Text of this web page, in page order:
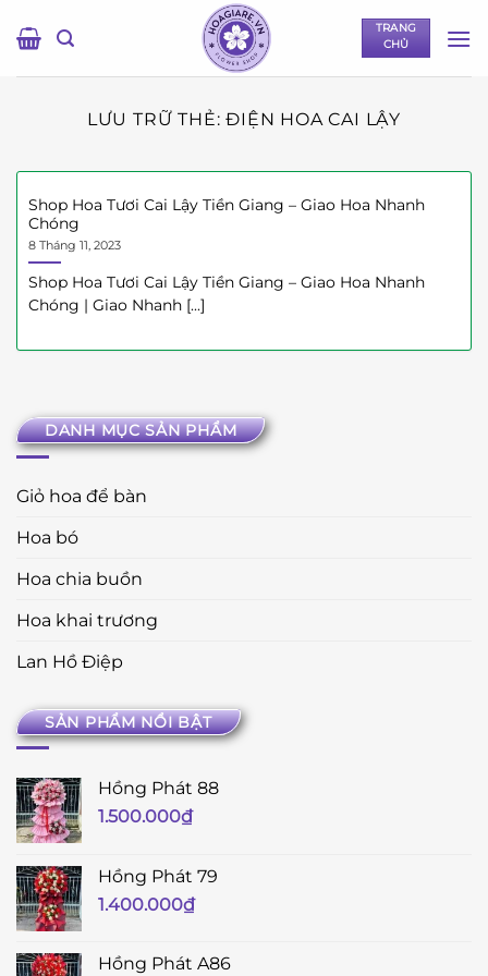
qua
TRANG
CHỦ
LƯU TRỮ THẺ:ĐIỆN HOA CAI LẬY
Shop Hoa Tươi Cai Lậy Tiền Giang – Giao Hoa Nhanh
Chóng
8 Tháng 11, 2023
Shop Hoa Tươi Cai Lậy Tiền Giang – Giao Hoa Nhanh
Chóng | Giao Nhanh [...]
DANH MỤC SẢN PHẨM
Giỏ hoa để bàn
Hoa bó
Hoa chia buồn
Hoa khai trương
Lan Hồ Điệp
SẢN PHẨM NỔI BẬT
Hồng Phát 88
1.500.000₫
Hồng Phát 79
1.400.000₫
Hồng Phát A86